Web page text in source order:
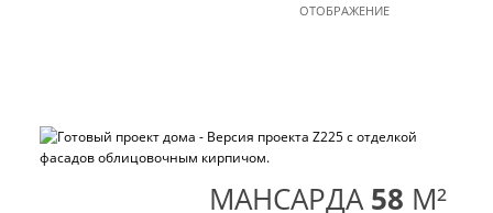
ОТОБРАЖЕНИЕ
МАНСАРДА58 M²